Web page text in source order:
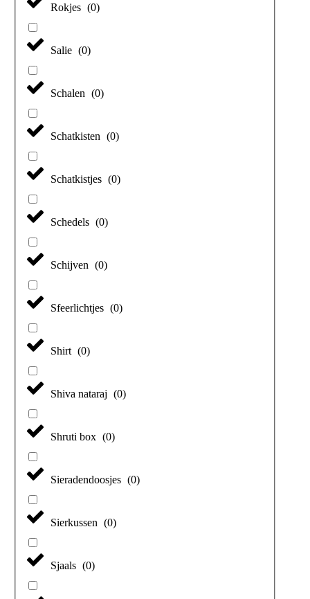
Rokjes (0)
Salie (0)
Schalen (0)
Schatkisten (0)
Schatkistjes (0)
Schedels (0)
Schijven (0)
Sfeerlichtjes (0)
Shirt (0)
Shiva nataraj (0)
Shruti box (0)
Sieradendoosjes (0)
Sierkussen (0)
Sjaals (0)